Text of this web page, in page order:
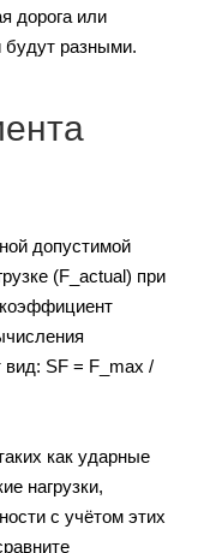
дорога или
будут разными.
допустимой
(F_actual) при
коэффициент
вид: SF = F_max /
как ударные
нагрузки,
с учётом этих